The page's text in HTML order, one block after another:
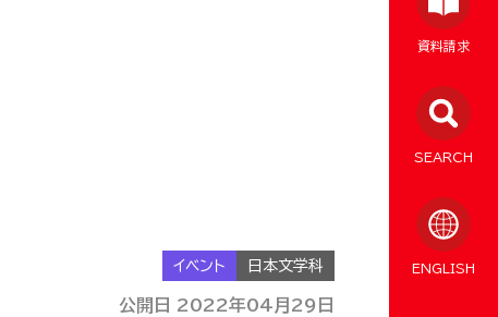
資料請求
SEARCH
ENGLISH
イベント 日本文学科
公開日 2022年04月29日